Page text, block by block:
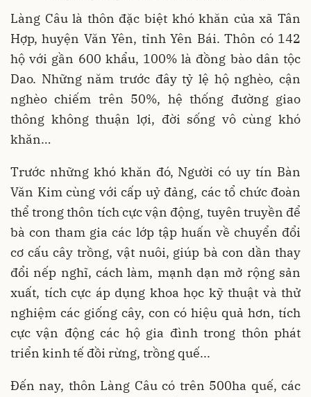
Làng Câu là thôn đặc biệt khó khăn của xã Tân
Hợp, huyện Văn Yên, tỉnh Yên Bái. Thôn có 142
hộ với gần 600 khẩu, 100% là đồng bào dân tộc
Dao. Những năm trước đây tỷ lệ hộ nghèo, cận
nghèo chiếm trên 50%, hệ thống đường giao
thông không thuận lợi, đời sống vô cùng khó
khăn…
Trước những khó khăn đó, Người có uy tín Bàn
Văn Kim cùng với cấp uỷ đảng, các tổ chức đoàn
thể trong thôn tích cực vận động, tuyên truyền để
bà con tham gia các lớp tập huấn về chuyển đổi
cơ cấu cây trồng, vật nuôi, giúp bà con dần thay
đổi nếp nghĩ, cách làm, mạnh dạn mở rộng sản
xuất, tích cực áp dụng khoa học kỹ thuật và thử
nghiệm các giống cây, con có hiệu quả hơn, tích
cực vận động các hộ gia đình trong thôn phát
triển kinh tế đồi rừng, trồng quế...
Đến nay, thôn Làng Câu có trên 500ha quế, các